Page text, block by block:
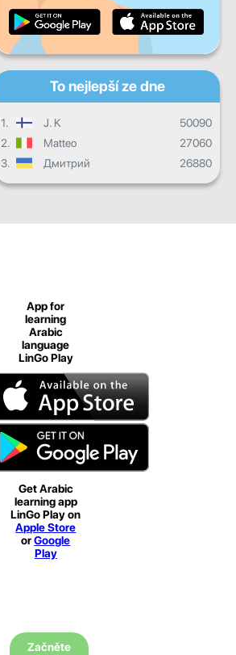
Celkový postup
To nejlepší ze dne
1. J. K
50090
2.
Matteo
27060
3.
Дмитрий 26880
App for
learning
Arabic
language
LinGo Play
Get Arabic
learning app
LinGo Play on
Apple Store
orGoogle
Play
Začněte